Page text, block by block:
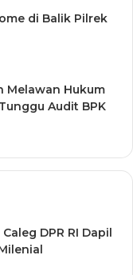
di Balik Pilrek
Melawan Hukum
Audit BPK
DPR RI Dapil